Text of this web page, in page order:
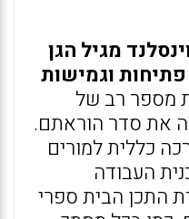
מגיל הגן
פתיחות וגמישות
מספר רב של
את סדר הוראתם.
כללית למורים
העבודה
התכן הבית ספרי